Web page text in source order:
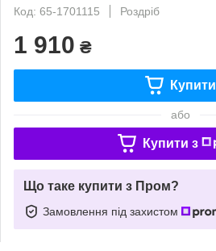
Код: 65-1701115
Роздріб
1 910 ₴
Купити
або
Купити з
Що таке купити з Пром?
Замовлення під захистом